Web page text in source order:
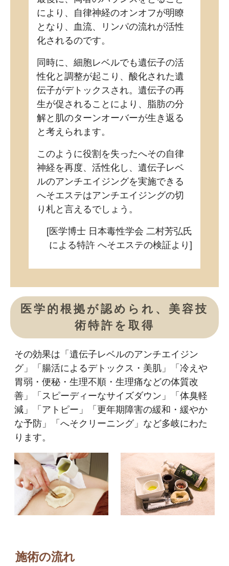
により、自律神経のオンオフが明瞭
となり、血流、リンパの流れが活性
化されるのです。
同時に、細胞レベルでも遺伝子の活
性化と調整が起こり、酸化された遺
伝子がデトックスされ。遺伝子の再
生が促されることにより、脂肪の分
解と肌のターンオーバーが生き返る
と考えられます。
このように役割を失ったへその自律
神経を再度、活性化し、遺伝子レベ
ルのアンチエイジングを実施できる
へそエステはアンチエイジングの切
り札と言えるでしょう。
[医学博士 日本毒性学会 二村芳弘氏
による特許 へそエステの検証より]
医学的根拠が認められ、美容技
術特許を取得
その効果は「遺伝子レベルのアンチエイジン
グ」「腸活によるデトックス・美肌」「冷えや
胃弱・便秘・生理不順・生理痛などの体質改
善」「スピーディーなサイズダウン」「体臭軽
減」「アトピー」「更年期障害の緩和・緩やか
な予防」「へそクリーニング」など多岐にわた
ります。
施術の流れ